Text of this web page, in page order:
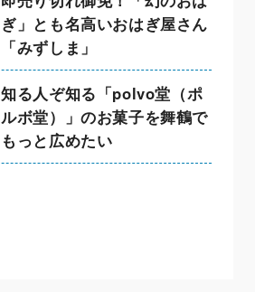
ぎ」とも名高いおはぎ屋さん
「みずしま」
知る人ぞ知る「polvo堂（ポ
ルボ堂）」のお菓子を舞鶴で
もっと広めたい